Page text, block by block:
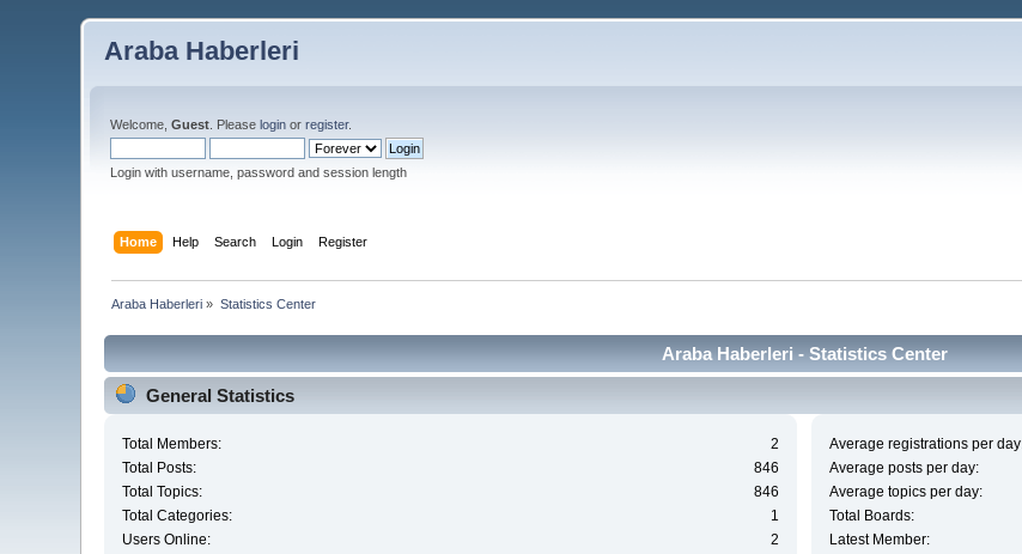
Araba Haberleri
Welcome,Guest . Pleaselogin orregister.
Login with username, password and session length
Home Help Search Login Register
Araba Haberleri » Statistics Center
Araba Haberleri - Statistics Center
General Statistics
Total Members:
2
Total Posts:
846
Total Topics:
846
Total Categories:
1
Users Online:
2
Average registrations per
Average posts per day:
Average topics per day:
Total Boards:
Latest Member: